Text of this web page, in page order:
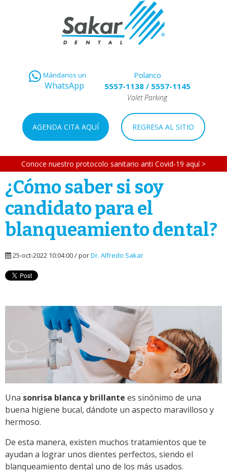
Mándanos un
WhatsApp
Polanco
5557-1138/ 5557-1145
Valet Parking
AGENDA CITA AQUÍ REGRESA AL SITIO
Conoce nuestro protocolo sanitario anti Covid-19 aquí >
¿Cómo saber si soy
candidato para el
blanqueamiento dental?
25-oct-2022 10:04:00 / porDr. Alfredo Sakar
Una sonrisa blanca y brillante es sinónimo de una
buena higiene bucal, dándote un aspecto maravilloso y
hermoso.
De esta manera, existen muchos tratamientos que te
ayudan a lograr unos dientes perfectos, siendo el
blanqueamiento dental uno de los más usados.